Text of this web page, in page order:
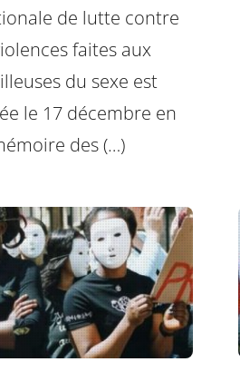
de lutte contre
faites aux
du sexe est
le 17 décembre en
des (…)